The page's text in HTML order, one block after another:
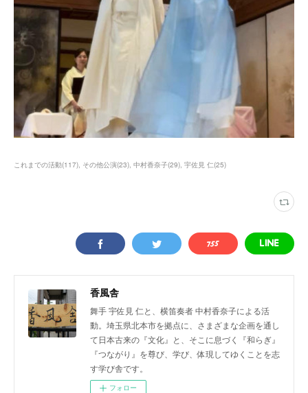
これまでの活動(117) その他公演(23) 中村香奈子(29) 宇佐見 仁(25)
香風舎
舞手 宇佐見 仁と、横笛奏者 中村香奈子による活
動。埼玉県北本市を拠点に、さまざまな企画を通し
て日本古来の『文化』と、そこに息づく『和らぎ』
『つながり』を尊び、学び、体現してゆくことを志
す学び舎です。
フォロー